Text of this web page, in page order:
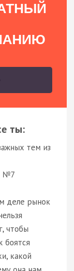
ты:
тем из
№7
деле рынок
чтобы
боятся
какой